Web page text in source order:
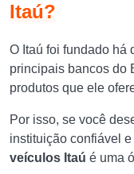
Itaú?
O Itaú foi fundado há
principais bancos do
produtos que ele
Por isso, se você
instituição confiável
veículos Itaú é uma